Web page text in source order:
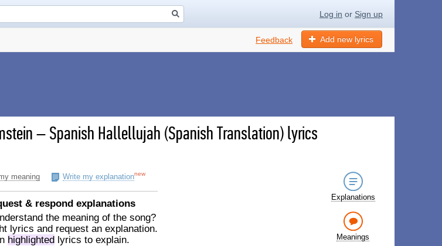
Log in or Sign up
Add new lyrics
Feedback
–Spanish Hallellujah (Spanish Translation) lyrics
meaning Write my explanationnew
& respond explanations
the meaning of the song?
lyrics and request an explanation.
highlighted lyrics to explain.
Explanations
Meanings